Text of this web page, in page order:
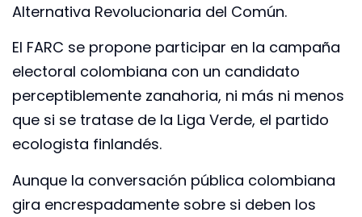
Alternativa Revolucionaria del Común.
El FARC se propone participar en la campaña
electoral colombiana con un candidato
perceptiblemente zanahoria, ni más ni menos
que si se tratase de la Liga Verde, el partido
ecologista finlandés.
Aunque la conversación pública colombiana
gira encrespadamente sobre si deben los